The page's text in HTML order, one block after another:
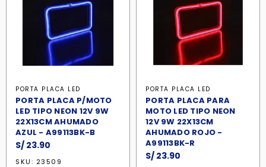
PORTA PLACA LED
PORTA PLACA P/MOTO
LED TIPO NEON 12V 9W
22X13CM AHUMADO
AZUL - A99113BK-B
S/ 23.90
SKU: 23509
PORTA PLACA LED
PORTA PLACA PARA
MOTO LED TIPO NEON
12V 9W 22X13CM
AHUMADO ROJO -
A99113BK-R
S/ 23.90